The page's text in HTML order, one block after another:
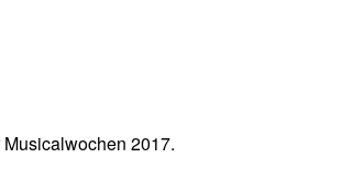
2017.